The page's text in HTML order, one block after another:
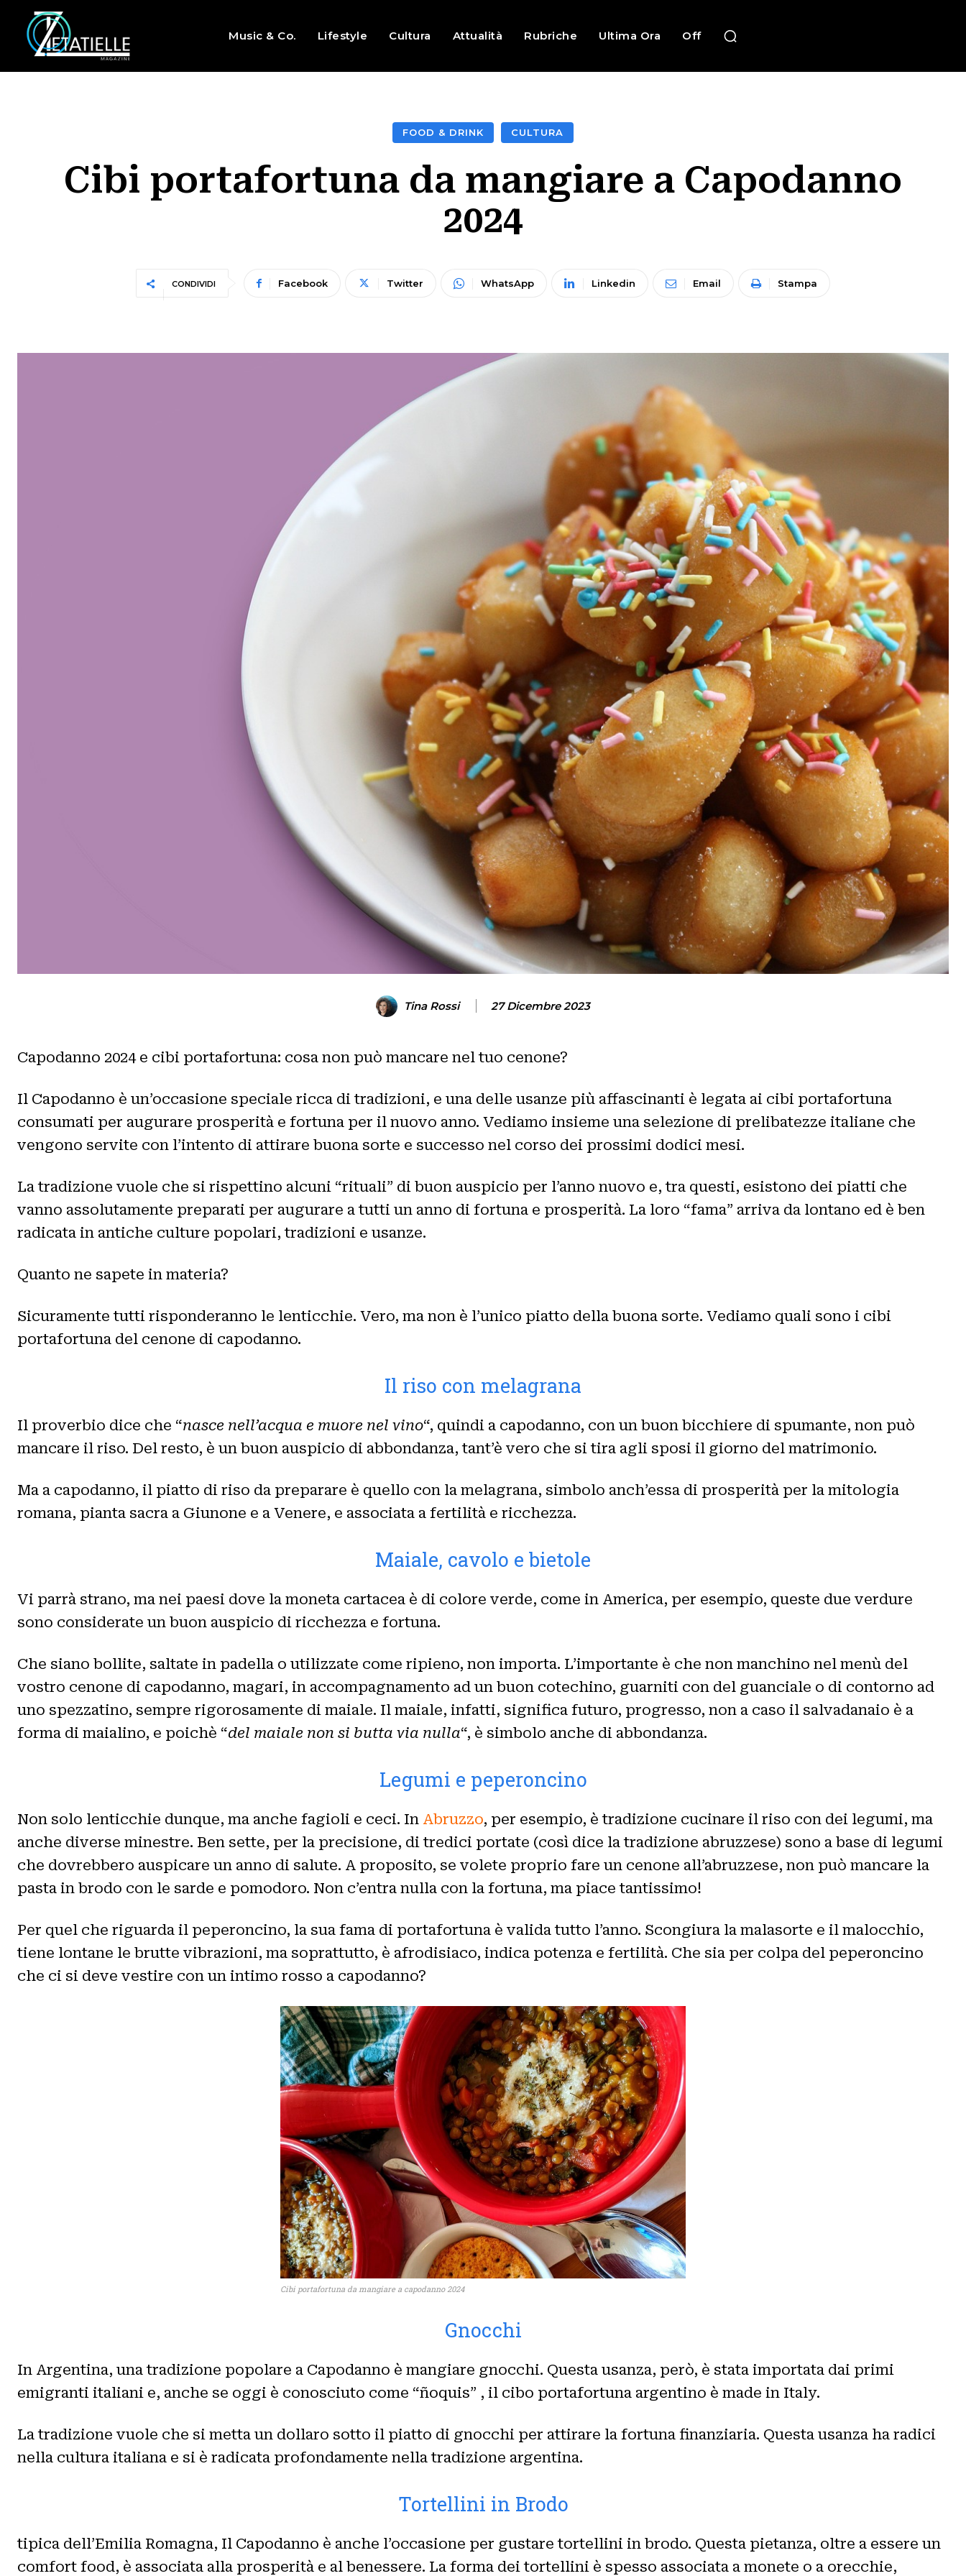
Music & Co. Lifestyle Cultura Attualità Rubriche Ultima Ora Off
FOOD & DRINK CULTURA
Cibi portafortuna da mangiare a Capodanno
2024
CONDIVIDI Facebook Twitter WhatsApp Linkedin Email Stampa
Tina Rossi 27 Dicembre 2023
Capodanno 2024 e cibi portafortuna: cosa non può mancare nel tuo cenone?
Il Capodanno è un’occasione speciale ricca di tradizioni, e una delle usanze più affascinanti è legata ai cibi portafortuna
consumati per augurare prosperità e fortuna per il nuovo anno. Vediamo insieme una selezione di prelibatezze italiane che
vengono servite con l’intento di attirare buona sorte e successo nel corso dei prossimi dodici mesi.
La tradizione vuole che si rispettino alcuni “rituali” di buon auspicio per l’anno nuovo e, tra questi, esistono dei piatti che
vanno assolutamente preparati per augurare a tutti un anno di fortuna e prosperità. La loro “fama” arriva da lontano ed è ben
radicata in antiche culture popolari, tradizioni e usanze.
Quanto ne sapete in materia?
Sicuramente tutti risponderanno le lenticchie. Vero, ma non è l’unico piatto della buona sorte. Vediamo quali sono i cibi
portafortuna del cenone di capodanno.
Il riso con melagrana
Il proverbio dice che “nasce nell’acqua e muore nel vino“, quindi a capodanno, con un buon bicchiere di spumante, non può
mancare il riso. Del resto, è un buon auspicio di abbondanza, tant’è vero che si tira agli sposi il giorno del matrimonio.
Ma a capodanno, il piatto di riso da preparare è quello con la melagrana, simbolo anch’essa di prosperità per la mitologia
romana, pianta sacra a Giunone e a Venere, e associata a fertilità e ricchezza.
Maiale, cavolo e bietole
Vi parrà strano, ma nei paesi dove la moneta cartacea è di colore verde, come in America, per esempio, queste due verdure
sono considerate un buon auspicio di ricchezza e fortuna.
Che siano bollite, saltate in padella o utilizzate come ripieno, non importa. L’importante è che non manchino nel menù del
vostro cenone di capodanno, magari, in accompagnamento ad un buon cotechino, guarniti con del guanciale o di contorno ad
uno spezzatino, sempre rigorosamente di maiale. Il maiale, infatti, significa futuro, progresso, non a caso il salvadanaio è a
forma di maialino, e poichè “del maiale non si butta via nulla“, è simbolo anche di abbondanza.
Legumi e peperoncino
Non solo lenticchie dunque, ma anche fagioli e ceci. In Abruzzo, per esempio, è tradizione cucinare il riso con dei legumi, ma
anche diverse minestre. Ben sette, per la precisione, di tredici portate (così dice la tradizione abruzzese) sono a base di legumi
che dovrebbero auspicare un anno di salute. A proposito, se volete proprio fare un cenone all’abruzzese, non può mancare la
pasta in brodo con le sarde e pomodoro. Non c’entra nulla con la fortuna, ma piace tantissimo!
Per quel che riguarda il peperoncino, la sua fama di portafortuna è valida tutto l’anno. Scongiura la malasorte e il malocchio,
tiene lontane le brutte vibrazioni, ma soprattutto, è afrodisiaco, indica potenza e fertilità. Che sia per colpa del peperoncino
che ci si deve vestire con un intimo rosso a capodanno?
Cibi portafortuna da mangiare a capodanno 2024
Gnocchi
In Argentina, una tradizione popolare a Capodanno è mangiare gnocchi. Questa usanza, però, è stata importata dai primi
emigranti italiani e, anche se oggi è conosciuto come “ñoquis” , il cibo portafortuna argentino è made in Italy.
La tradizione vuole che si metta un dollaro sotto il piatto di gnocchi per attirare la fortuna finanziaria. Questa usanza ha radici
nella cultura italiana e si è radicata profondamente nella tradizione argentina.
Tortellini in Brodo
tipica dell’Emilia Romagna, Il Capodanno è anche l’occasione per gustare tortellini in brodo. Questa pietanza, oltre a essere un
comfort food, è associata alla prosperità e al benessere. La forma dei tortellini è spesso associata a monete o a orecchie,